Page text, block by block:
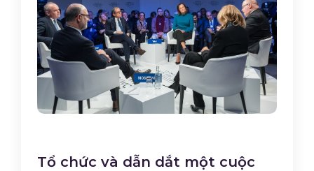
Tổ chức và dẫn dắt một cuộc